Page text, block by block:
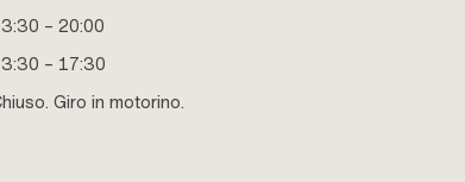
– 20:00
– 17:30
Giro in motorino.